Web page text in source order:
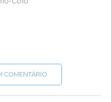
COMENTÁRIO